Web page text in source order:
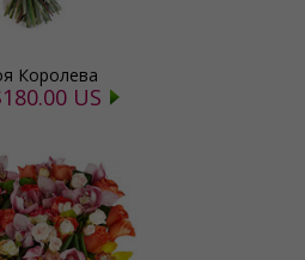
Королева
US